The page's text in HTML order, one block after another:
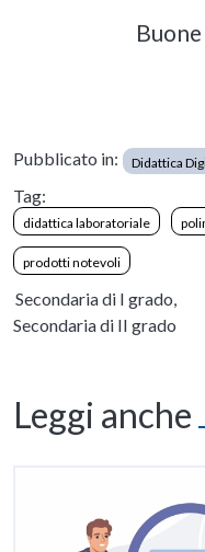
Buone
Pubblicato in: Didattica
Tag:
didattica laboratoriale
prodotti notevoli
Secondaria di I grado,
Secondaria di II grado
Leggi anche